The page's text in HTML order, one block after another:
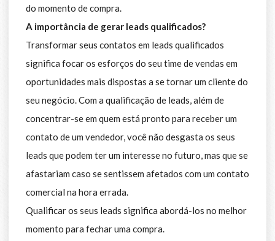
do momento de compra.
A importância de gerar leads qualificados?
Transformar seus contatos em leads qualificados
significa focar os esforços do seu time de vendas em
oportunidades mais dispostas a se tornar um cliente do
seu negócio. Com a qualificação de leads, além de
concentrar-se em quem está pronto para receber um
contato de um vendedor, você não desgasta os seus
leads que podem ter um interesse no futuro, mas que se
afastariam caso se sentissem afetados com um contato
comercial na hora errada.
Qualificar os seus leads significa abordá-los no melhor
momento para fechar uma compra.